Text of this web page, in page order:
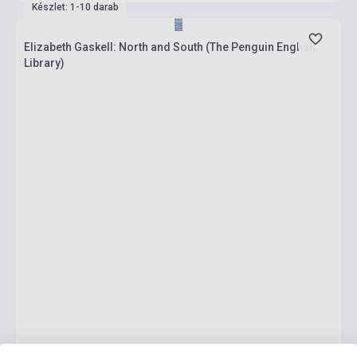
Készlet: 1-10 darab
Elizabeth Gaskell: North and South (The Penguin English
Library)